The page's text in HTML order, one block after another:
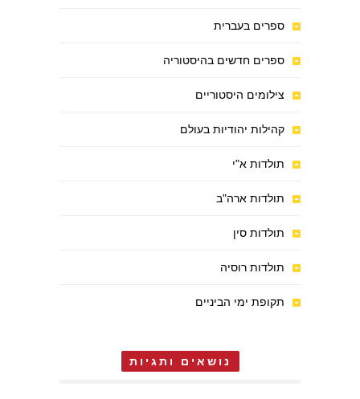
ספרים בעברית
ספרים חדשים בהיסטוריה
צילומים היסטוריים
קהילות יהודיות בעולם
תולדות א"י
תולדות ארה"ב
תולדות סין
תולדות רוסיה
תקופת ימי הביניים
נושאים ותגיות